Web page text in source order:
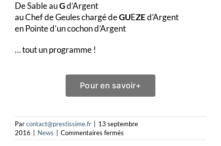
De Sable auGd’Argent
au Chef de Geules chargé deGUEZEd’Argent
en Pointe d’un cochon d’Argent
… tout un programme !
Pour en savoir+
Parcontact@prestissime.fr
13 septembre
2016
News Commentaires fermés
Georges